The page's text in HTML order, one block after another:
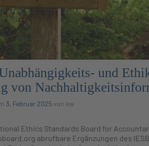
und
von
3. Februar 2025von kw
Ethics Standards Board for
abrufbare Ergänzungen des